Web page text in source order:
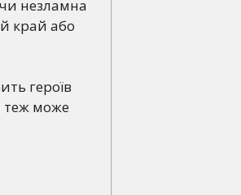
незламна
край або
героїв
теж може